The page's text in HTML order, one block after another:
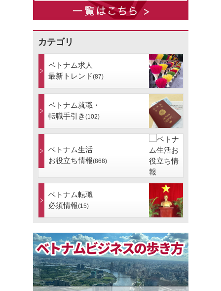
カテゴリ
ベトナム求人
最新トレンド(87)
ベトナム就職・
転職手引き (102)
ベトナム生活
お役立ち情報(868)
ベトナム転職
必須情報(15)